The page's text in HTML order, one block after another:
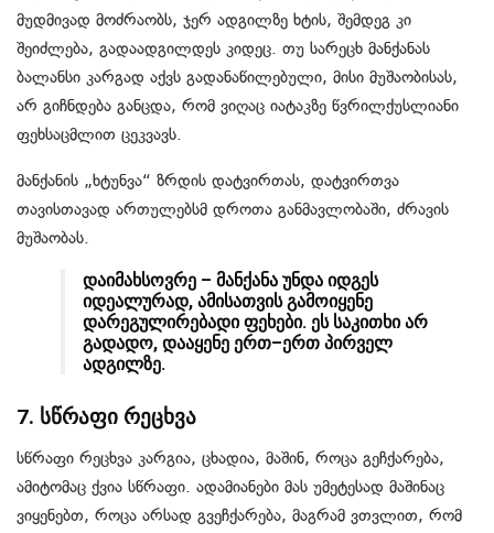
მუდმივად მოძრაობს, ჯერ ადგილზე ხტის, შემდეგ კი
შეიძლება, გადაადგილდეს კიდეც. თუ სარეცხ მანქანას
ბალანსი კარგად აქვს გადანაწილებული, მისი მუშაობისას,
არ გიჩნდება განცდა, რომ ვიღაც იატაკზე წვრილქუსლიანი
ფეხსაცმლით ცეკვავს.
მანქანის „ხტუნვა“ ზრდის დატვირთას, დატვირთვა
თავისთავად ართულებსმ დროთა განმავლობაში, ძრავის
მუშაობას.
დაიმახსოვრე – მანქანა უნდა იდგეს
იდეალურად, ამისათვის გამოიყენე
დარეგულირებადი ფეხები. ეს საკითხი არ
გადადო, დააყენე ერთ–ერთ პირველ
ადგილზე.
7. სწრაფი რეცხვა
სწრაფი რეცხვა კარგია, ცხადია, მაშინ, როცა გეჩქარება,
ამიტომაც ქვია სწრაფი. ადამიანები მას უმეტესად მაშინაც
ვიყენებთ, როცა არსად გვეჩქარება, მაგრამ ვთვლით, რომ